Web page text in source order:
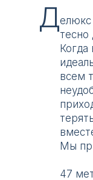
Когда
всем
Мы
47
Д